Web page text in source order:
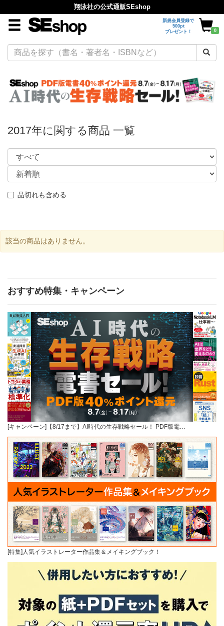
翔泳社の公式通販SEshop
新規会員登録で
500pt
プレゼント！
0
2017年に関する商品 一覧
品切れも含める
該当の商品はありません。
おすすめ特集・キャンペーン
[キャンペーン]【8/17まで】AI時代の生存戦略セール！ PDF版電…
[特集]人気イラストレーター作品集＆メイキングブック！